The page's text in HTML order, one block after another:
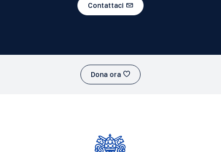
Contattaci
Dona ora